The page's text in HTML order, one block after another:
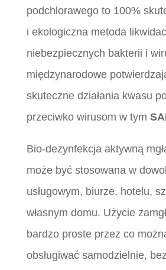
podchlorawego to 100%
i ekologiczna metoda
niebezpiecznych bakterii i
międzynarodowe
skuteczne działania kwasu
przeciwko wirusom w tym
Bio-dezynfekcja aktywną
może być stosowana w
usługowym, biurze, hotelu,
własnym domu. Użycie
bardzo proste przez co
obsługiwać samodzielnie,